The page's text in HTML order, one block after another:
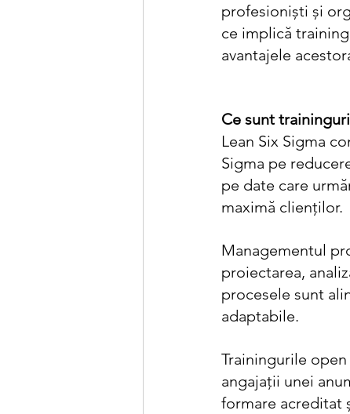
profesioniști și
ce implică
avantajele
Ce sunt
Lean Six Sigma
Sigma pe
pe date care
maximă clienților.
Managementul
proiectarea,
procesele sunt
adaptabile.
Trainingurile
angajații unei
formare acreditat